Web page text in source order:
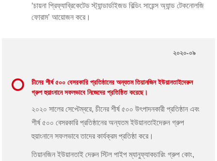
‘চায়না প্রিফ্যাব্রিকেটেড স্ট্যান্ডার্ডাইজড বিল্ডিং সায়েন্স অ্যান্ড টেকনোলজি
ফোরাম’ আয়োজন করে।
২০২০-০৯
চীনের শীর্ষ ৫০০ বেসরকারি প্রতিষ্ঠানের অন্যতম তিয়ানজিন ইউয়ানতাইদেরুন
গ্রুপ হুয়াংনানে সফলভাবে নিজেদের প্রতিষ্ঠিত করেছে।
২০২০ সালের সেপ্টেম্বরে, চীনের শীর্ষ ৫০০ উৎপাদনকারী প্রতিষ্ঠান এবং
শীর্ষ ৫০০ বেসরকারি প্রতিষ্ঠানের অন্যতম ইউয়ানতাইদেরুন গ্রুপ
হুয়াংনানে সফলভাবে তাদের কার্যক্রম প্রতিষ্ঠা করে।
তিয়ানজিন ইউয়ানতাই দেরুন স্টিল পাইপ ম্যানুফ্যাকচারিং গ্রুপ কোং,